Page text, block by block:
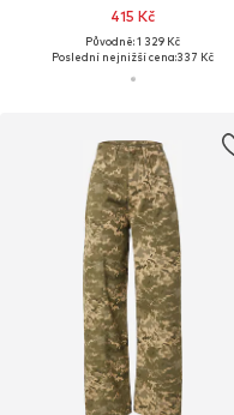
415 Kč
Původně: 1 329 Kč
Poslední nejnižší cena:337 Kč